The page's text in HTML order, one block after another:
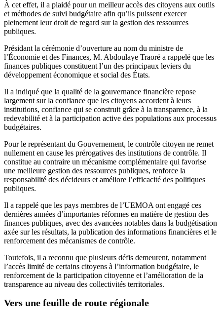
À cet effet, il a plaidé pour un meilleur accès des citoyens aux outils
et méthodes de suivi budgétaire afin qu’ils puissent exercer
pleinement leur droit de regard sur la gestion des ressources
publiques.
Présidant la cérémonie d’ouverture au nom du ministre de
l’Économie et des Finances, M. Abdoulaye Traoré a rappelé que les
finances publiques constituent l’un des principaux leviers du
développement économique et social des États.
Il a indiqué que la qualité de la gouvernance financière repose
largement sur la confiance que les citoyens accordent à leurs
institutions, confiance qui se construit grâce à la transparence, à la
redevabilité et à la participation active des populations aux processus
budgétaires.
Pour le représentant du Gouvernement, le contrôle citoyen ne remet
nullement en cause les prérogatives des institutions de contrôle. Il
constitue au contraire un mécanisme complémentaire qui favorise
une meilleure gestion des ressources publiques, renforce la
responsabilité des décideurs et améliore l’efficacité des politiques
publiques.
Il a rappelé que les pays membres de l’UEMOA ont engagé ces
dernières années d’importantes réformes en matière de gestion des
finances publiques, avec des avancées notables dans la budgétisation
axée sur les résultats, la publication des informations financières et le
renforcement des mécanismes de contrôle.
Toutefois, il a reconnu que plusieurs défis demeurent, notamment
l’accès limité de certains citoyens à l’information budgétaire, le
renforcement de la participation citoyenne et l’amélioration de la
transparence au niveau des collectivités territoriales.
Vers une feuille de route régionale